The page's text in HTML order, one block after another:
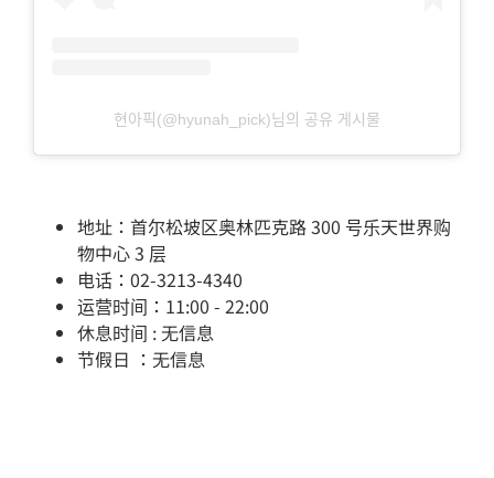
현아픽(@hyunah_pick)님의 공유 게시물
地址：首尔松坡区奥林匹克路 300 号乐天世界购
物中心 3 层
电话：02-3213-4340
运营时间：11:00 - 22:00
休息时间 : 无信息
节假日 ：无信息